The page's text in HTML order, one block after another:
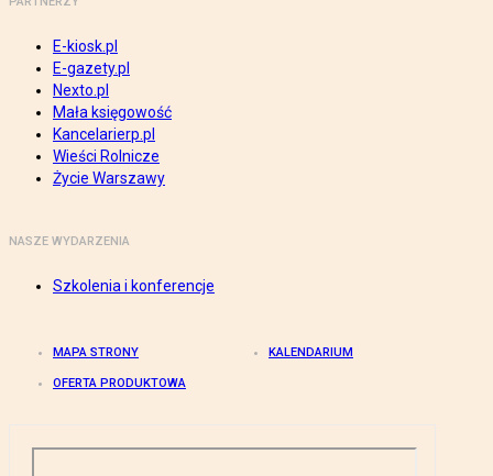
E-kiosk.pl
E-gazety.pl
Nexto.pl
Mała księgowość
Kancelarierp.pl
Wieści Rolnicze
Życie Warszawy
NASZE WYDARZENIA
Szkolenia i konferencje
MAPA STRONY KALENDARIUM
OFERTA PRODUKTOWA